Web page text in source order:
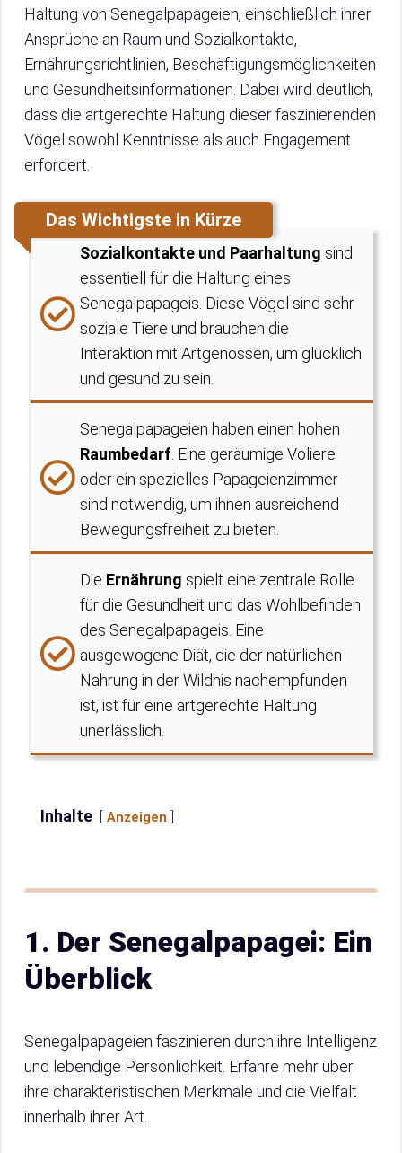
Haltung von Senegalpapageien, einschließlich ihrer
Ansprüche an Raum und Sozialkontakte,
Ernährungsrichtlinien, Beschäftigungsmöglichkeiten
und Gesundheitsinformationen. Dabei wird deutlich,
dass die artgerechte Haltung dieser faszinierenden
Vögel sowohl Kenntnisse als auch Engagement
erfordert.
Das Wichtigste in Kürze
Sozialkontakte und Paarhaltung sind
essentiell für die Haltung eines
Senegalpapageis. Diese Vögel sind sehr
soziale Tiere und brauchen die
Interaktion mit Artgenossen, um glücklich
und gesund zu sein.
Senegalpapageien haben einen hohen
Raumbedarf. Eine geräumige Voliere
oder ein spezielles Papageienzimmer
sind notwendig, um ihnen ausreichend
Bewegungsfreiheit zu bieten.
Die Ernährung spielt eine zentrale Rolle
für die Gesundheit und das Wohlbefinden
des Senegalpapageis. Eine
ausgewogene Diät, die der natürlichen
Nahrung in der Wildnis nachempfunden
ist, ist für eine artgerechte Haltung
unerlässlich.
Inhalte Anzeigen
1. Der Senegalpapagei: Ein
Überblick
Senegalpapageien faszinieren durch ihre Intelligenz
und lebendige Persönlichkeit. Erfahre mehr über
ihre charakteristischen Merkmale und die Vielfalt
innerhalb ihrer Art.